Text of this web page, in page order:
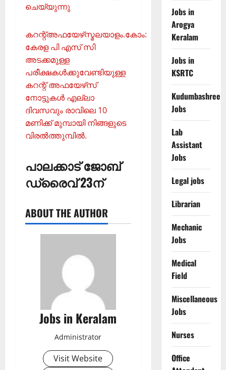
ചെയ്യുന്നു
കറന്റ്അഫയേഴ്‌സ്മലയാളം.കോം:
കേരള പി എസ് സി
അടക്കമുള്ള
പരീക്ഷകള്‍ക്കുവേണ്ടിയുള്ള
കറന്റ് അഫയേഴ്‌സ്
നോട്ടുകള്‍ എല്ലാ
ദിവസവും രാവിലെ 10
മണിക്ക് മുമ്പായി നിങ്ങളുടെ
വിരല്‍ത്തുമ്പില്‍.
പാലക്കാട്‌ ജോബ്
ഡ്രൈവ് 23ന്
ABOUT THE AUTHOR
Jobs in Keralam
Administrator
Visit Website
Jobs in
Arogya
Keralam
Jobs in
KSRTC
Kudumbashree
Jobs
Lab
Assistant
Jobs
Legal jobs
Librarian
Mechanic
Jobs
Medical
Field
Miscellaneous
Jobs
Nurses
Office